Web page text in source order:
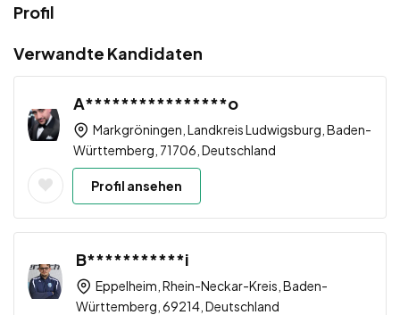
Profil
Verwandte Kandidaten
A****************o
Markgröningen, Landkreis Ludwigsburg, Baden-
Württemberg, 71706, Deutschland
Profil ansehen
B***********i
Eppelheim, Rhein-Neckar-Kreis, Baden-
Württemberg, 69214, Deutschland